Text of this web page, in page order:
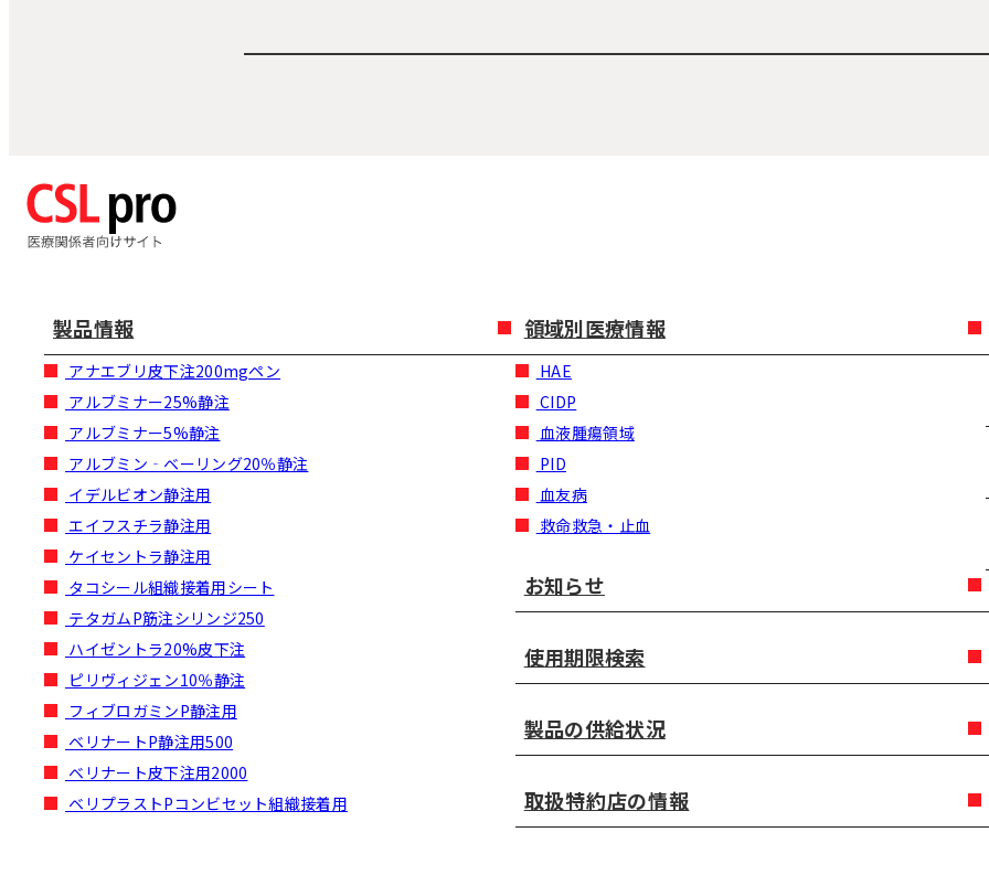
製品情報
アナエブリ皮下注200mgペン
アルブミナー25%静注
アルブミナー5%静注
アルブミン‐ベーリング20％静注
イデルビオン静注用
エイフスチラ静注用
ケイセントラ静注用
タコシール組織接着用シート
テタガムP筋注シリンジ250
ハイゼントラ20%皮下注
ピリヴィジェン10％静注
フィブロガミンP静注用
ベリナートP静注用500
ベリナート皮下注用2000
ベリプラストPコンビセット組織接着用
領域別医療情報
HAE
CIDP
血液腫瘍領域
PID
血友病
救命救急・止血
お知らせ
使用期限検索
製品の供給状況
取扱特約店の情報